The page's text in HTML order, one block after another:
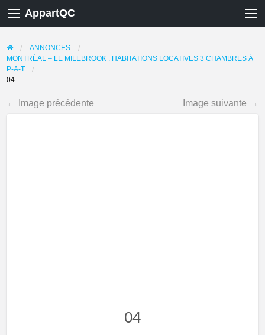
AppartQC
ANNONCES
MONTRÉAL – LE MILEBROOK : HABITATIONS LOCATIVES 3 CHAMBRES À
P-A-T
04
← Image précédente Image suivante →
04